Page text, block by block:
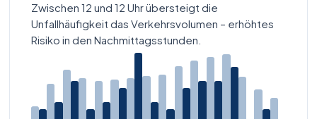
14.500 Kfz/Tag 3 Unfälle
Dooring
Kreuzungsunfall
Bundesplatztunnel
3 Unfälle. Durch erhöhten Parkdruck und engen
Querschnitt entstehen regelmäßige Dooring- und
Zwischen 12 und 12 Uhr übersteigt die
Unfallhäufigkeit das Verkehrsvolumen – erhöhtes
Risiko in den Nachmittagsstunden.